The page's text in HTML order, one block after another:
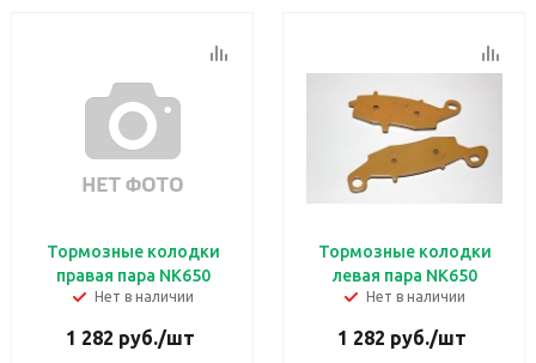
Тормозные колодки
правая пара NK650
Нет в наличии
1 282 руб./шт
Тормозные колодки
левая пара NK650
Нет в наличии
1 282 руб./шт